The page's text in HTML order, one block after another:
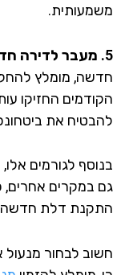
מומלץ להחליף
החזיקו
את ביטחונכם
לגורמים אלו,
במקרים אחרים, כגון
דלת חדשה או
לבחור מנעול